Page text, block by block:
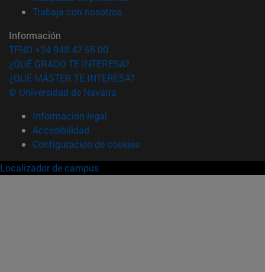
Trabaja con nosotros(abre en nueva ventana)
Información
TFNO +34 948 42 56 00
¿QUÉ GRADO TE INTERESA?
¿QUÉ MÁSTER TE INTERESA?
© Universidad de Navarra
Información legal
Accesibilidad
Configuración de cookies
Localizador de campus